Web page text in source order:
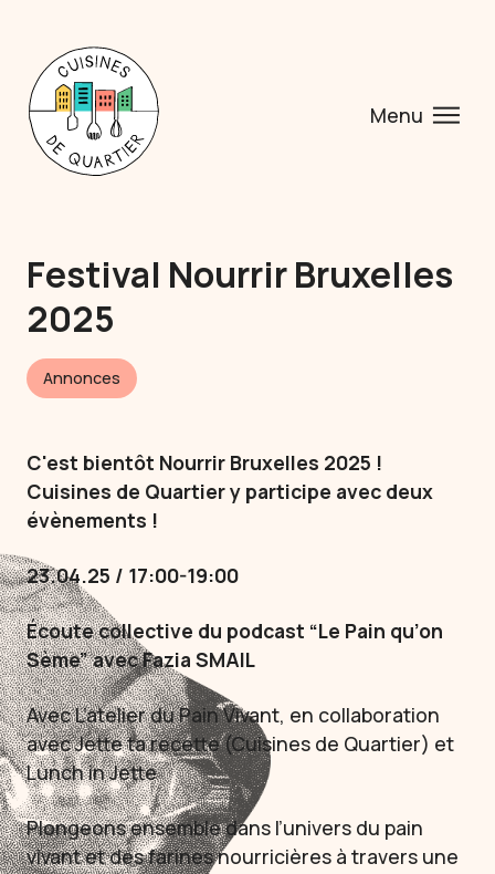
Menu
Festival Nourrir Bruxelles
2025
Annonces
C'est bientôt Nourrir Bruxelles 2025 !
Cuisines de Quartier y participe avec deux
évènements !
23.04.25 / 17:00-19:00
Écoute collective du podcast “Le Pain qu’on
Sème” avec Fazia SMAIL
Avec L’atelier du Pain Vivant, en collaboration
avec Jette ta recette (Cuisines de Quartier) et
Lunch in Jette
Plongeons ensemble dans l’univers du pain
vivant et des farines nourricières à travers une